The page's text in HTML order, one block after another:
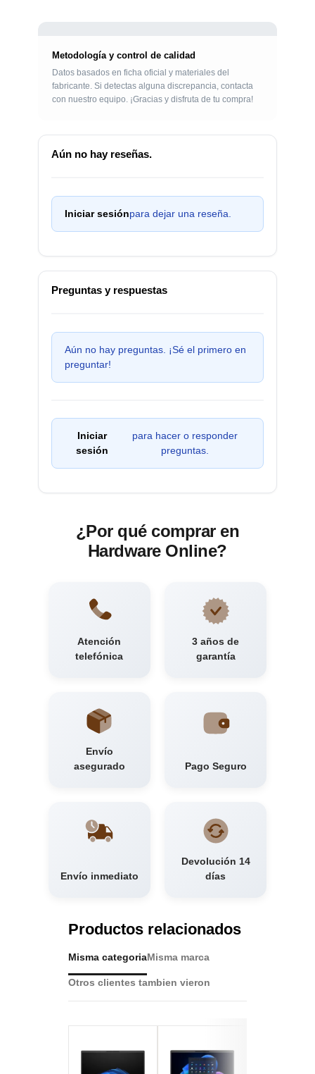
Metodología y control de calidad
Datos basados en ficha oficial y materiales del
fabricante. Si detectas alguna discrepancia, contacta
con nuestro equipo. ¡Gracias y disfruta de tu compra!
Aún no hay reseñas.
Iniciar sesiónpara dejar una reseña.
Preguntas y respuestas
Aún no hay preguntas. ¡Sé el primero en
preguntar!
Iniciar
sesión
para hacer o responder
preguntas.
¿Por qué comprar en
Hardware Online?
Atención
telefónica
3 años de
garantía
Envío
asegurado
Pago Seguro
Envío inmediato
Devolución 14
días
Productos relacionados
Misma categoriaMisma marca
Otros clientes tambien vieron